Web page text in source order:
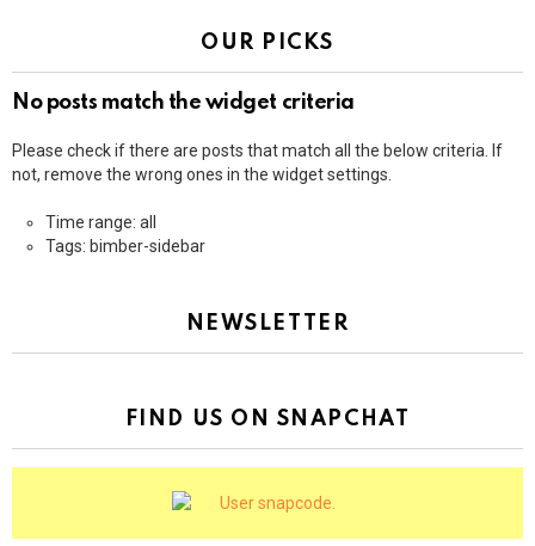
OUR PICKS
No posts match the widget criteria
Please check if there are posts that match all the below criteria. If
not, remove the wrong ones in the widget settings.
Time range: all
Tags: bimber-sidebar
NEWSLETTER
FIND US ON SNAPCHAT